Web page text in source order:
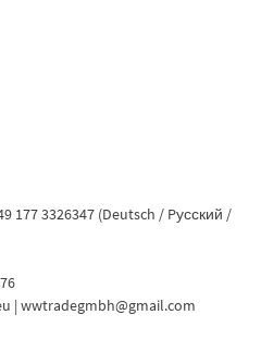
177 3326347 (Deutsch / Pусский /
| wwtradegmbh@gmail.com